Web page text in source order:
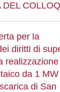
DEL
per la
diritti di
da 1 MW
di San